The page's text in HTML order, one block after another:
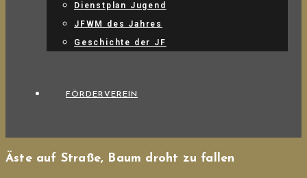
Dienstplan Jugend
JFWM des Jahres
Geschichte der JF
FÖRDERVEREIN
Äste auf Straße, Baum droht zu fallen